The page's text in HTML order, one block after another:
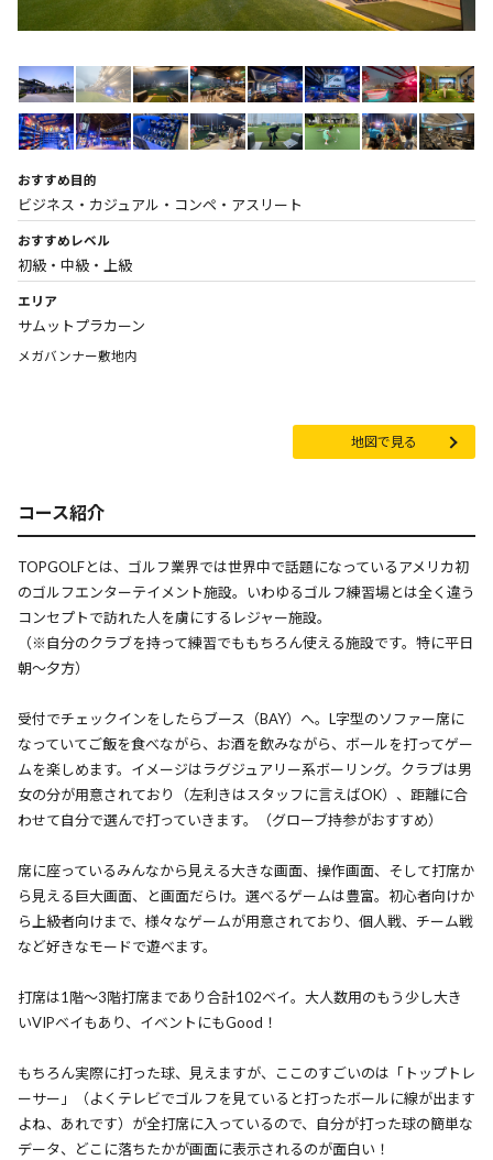
おすすめ目的
ビジネス・カジュアル・コンペ・アスリート
おすすめレベル
初級・中級・上級
エリア
サムットプラカーン
メガバンナー敷地内
地図で見る
コース紹介
TOPGOLFとは、ゴルフ業界では世界中で話題になっているアメリカ初
のゴルフエンターテイメント施設。いわゆるゴルフ練習場とは全く違う
コンセプトで訪れた人を虜にするレジャー施設。
（※自分のクラブを持って練習でももちろん使える施設です。特に平日
朝〜夕方）
受付でチェックインをしたらブース（BAY）へ。L字型のソファー席に
なっていてご飯を食べながら、お酒を飲みながら、ボールを打ってゲー
ムを楽しめます。イメージはラグジュアリー系ボーリング。クラブは男
女の分が用意されており（左利きはスタッフに言えばOK）、距離に合
わせて自分で選んで打っていきます。（グローブ持参がおすすめ）
席に座っているみんなから見える大きな画面、操作画面、そして打席か
ら見える巨大画面、と画面だらけ。選べるゲームは豊富。初心者向けか
ら上級者向けまで、様々なゲームが用意されており、個人戦、チーム戦
など好きなモードで遊べます。
打席は1階〜3階打席まであり合計102ベイ。大人数用のもう少し大き
いVIPベイもあり、イベントにもGood！
もちろん実際に打った球、見えますが、ここのすごいのは「トップトレ
ーサー」（よくテレビでゴルフを見ていると打ったボールに線が出ます
よね、あれです）が全打席に入っているので、自分が打った球の簡単な
データ、どこに落ちたかが画面に表示されるのが面白い！